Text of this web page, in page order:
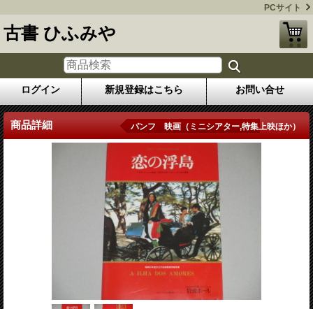
PCサイト
古書 ひふみや
ログイン 新規登録はこちら お問い合せ
商品詳細 パンフ 映画（ミニシアター,特集上映ほか）